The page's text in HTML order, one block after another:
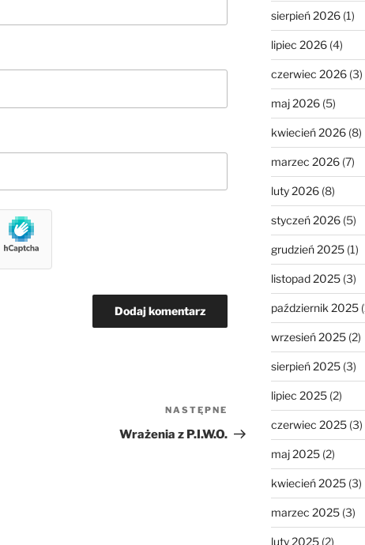
Następny
wpis
NASTĘPNE
Wrażenia z P.I.W.O.
sierpień 2026(1)
lipiec 2026(4)
czerwiec 2026(3)
maj 2026(5)
kwiecień 2026(8)
marzec 2026(7)
luty 2026(8)
styczeń 2026(5)
grudzień 2025(1)
listopad 2025(3)
październik 2025
wrzesień 2025(2)
sierpień 2025(3)
lipiec 2025(2)
czerwiec 2025(3)
maj 2025(2)
kwiecień 2025(3)
marzec 2025(3)
luty 2025(2)